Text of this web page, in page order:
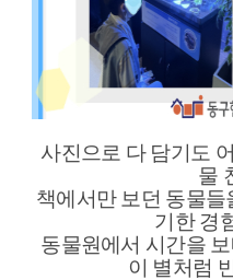
사진으로 다 담기도
물
책에서만 보던 동물들
기한 경
동물원에서 시간을
이 별처럼